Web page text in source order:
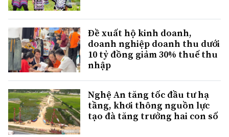
Đề xuất hộ kinh doanh,
doanh nghiệp doanh thu dưới
10 tỷ đồng giảm 30% thuế thu
nhập
Nghệ An tăng tốc đầu tư hạ
tầng, khơi thông nguồn lực
tạo đà tăng trưởng hai con số